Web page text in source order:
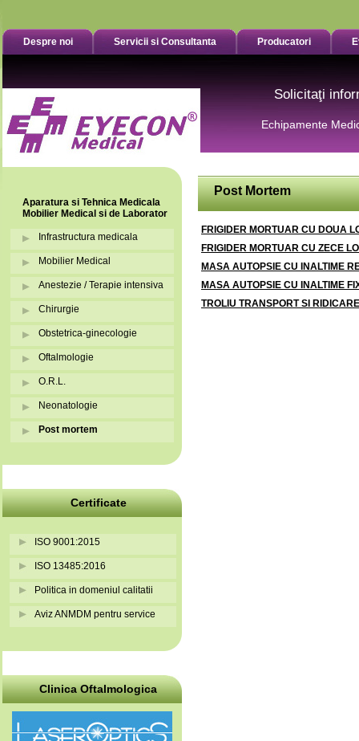
Despre noi Servicii si Consultanta Producatori
Solicitaţi
Echipamente
Aparatura si Tehnica Medicala
Mobilier Medical si de Laborator
Infrastructura medicala
Mobilier Medical
Anestezie / Terapie intensiva
Chirurgie
Obstetrica-ginecologie
Oftalmologie
O.R.L.
Neonatologie
Post mortem
Certificate
ISO 9001:2015
ISO 13485:2016
Politica in domeniul calitatii
Aviz ANMDM pentru service
Clinica Oftalmologica
Post Mortem
FRIGIDER MORTUAR CU DOUA
FRIGIDER MORTUAR CU ZECE
MASA AUTOPSIE CU INALTIME
MASA AUTOPSIE CU INALTIME
TROLIU TRANSPORT SI